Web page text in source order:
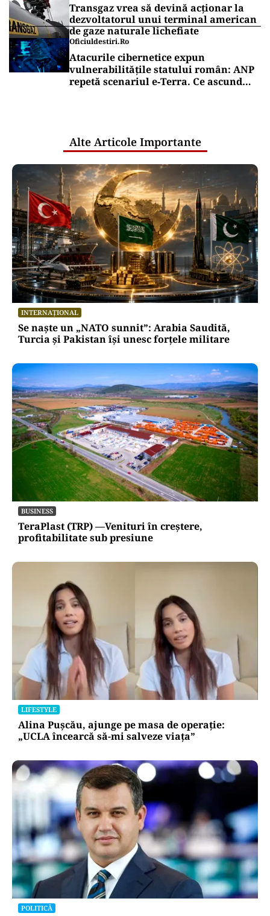
Transgaz vrea să devină acționar la
dezvoltatorul unui terminal american
de gaze naturale lichefiate
Oficiuldestiri.ro
Atacurile cibernetice expun
vulnerabilitățile statului român: ANP
repetă scenariul e‑Terra. Ce ascund
Alte Articole Importante
INTERNAȚIONAL
Se naște un „NATO sunnit”: Arabia Saudită,
Turcia și Pakistan își unesc forțele militare
BUSINESS
TeraPlast (TRP) —Venituri în creștere,
profitabilitate sub presiune
LIFESTYLE
Alina Pușcău, ajunge pe masa de operație:
„UCLA încearcă să-mi salveze viața”
POLITICĂ